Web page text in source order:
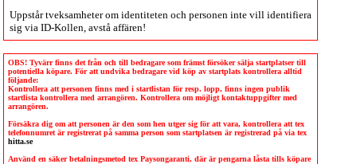
Uppstår tveksamheter om identiteten och personen inte vill identifiera
sig via ID-Kollen , avstå affären!
OBS! Tyvärr finns det från och till bedragare som främst försöker sälja startplatser till
potentiella köpare. För att undvika bedragare vid köp av startplats kontrollera alltid
följande:
Kontrollera att personen finns med i startlistan för resp. lopp, finns ingen publik
startlista kontrollera med arrangören. Kontrollera om möjligt kontaktuppgifter med
arrangören.
Försäkra dig om att personen är den som hen utger sig för att vara, kontrollera att tex
telefonnumret är registrerat på samma person som startplatsen är registrerad på via tex
hitta.se
Använd en säker betalningsmetod tex Paysongaranti, där är pengarna låsta tills köpare